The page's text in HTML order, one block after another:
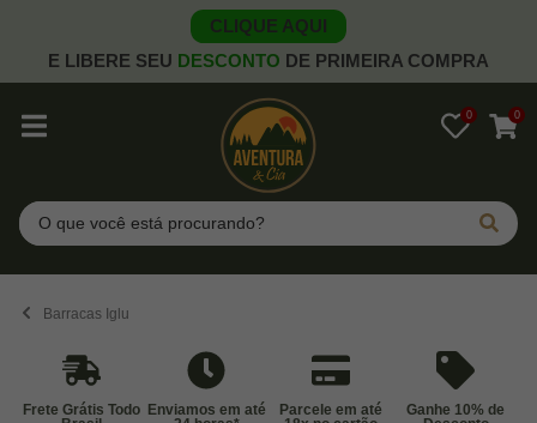
CLIQUE AQUI
E LIBERE SEU DESCONTO DE PRIMEIRA COMPRA
0 0
Pesquisar
Barracas Iglu
Frete Grátis Todo Enviamos em até
Parcele em até
Ganhe 10% de